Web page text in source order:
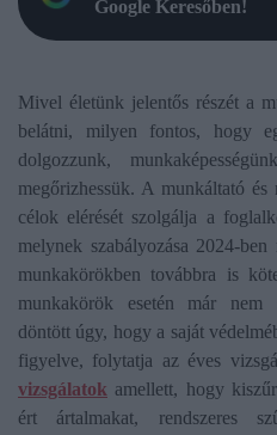
Google Keresőben!
Mivel életünk jelentős részét a
belátni, milyen fontos, hogy
dolgozzunk,
megőrizhessük. A munkáltató
célok elérését szolgálja a
melynek szabályozása 2024-
munkakörökben továbbra is
munkakörök esetén már nem
döntött úgy, hogy a saját
figyelve, folytatja az éves
vizsgálatok amellett, hogy
ért ártalmakat, rendszeres